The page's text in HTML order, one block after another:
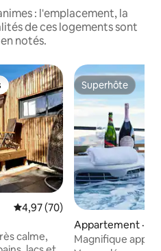
: l'emplacement, la
de ces logements sont
notés.
les plus aimés
Note moyenne de 4,97 sur 5,
4,97 (70)
calme,
Superhôte
Superhôte
Appartement ·
u-Lac
Magnifique